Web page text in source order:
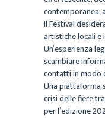
contemporanea,
Il Festival
artistiche locali e
Un’esperienza
scambiare
contatti in modo
Una piattaforma
crisi delle fiere
per l’edizione